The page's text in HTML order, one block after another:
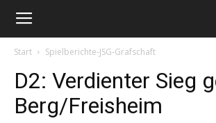
Start Spielberichte-JSG-Grafschaft
D2: Verdienter Sieg
Berg/Freisheim